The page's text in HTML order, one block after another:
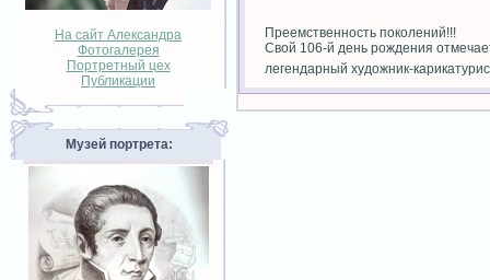
На сайт Александра
Фотогалерея
Портретный цех
Публикации
Музей портрета:
Преемственность поколений!!!
Свой 106-й день рождения
легендарный художник-